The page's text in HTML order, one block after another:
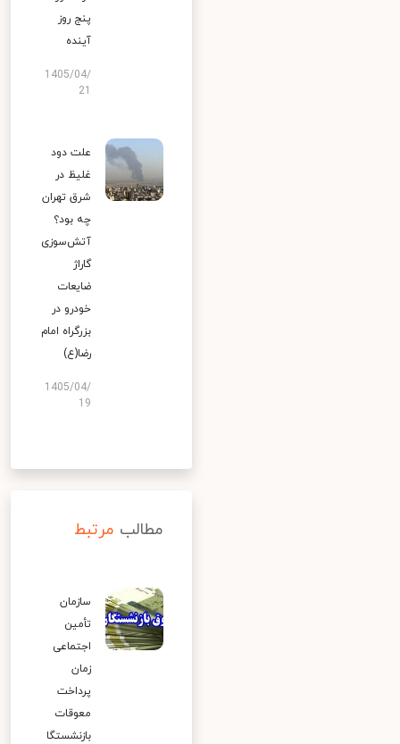
پنج روز
آینده
1405/04/
علت دود
غلیظ در
شرق تهران
چه بود؟
آتش‌سوزی
گاراژ
ضایعات
خودرو در
بزرگراه امام
رضا(ع)
1405/04/
19
مطالب مرتبط
سازمان
تأمین
اجتماعی
زمان
پرداخت
معوقات
بازنشستگا